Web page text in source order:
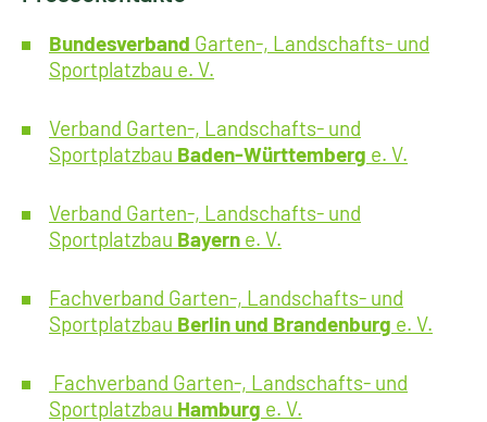
Bundesverband Garten-, Landschafts- und
Sportplatzbau e. V.
Verband Garten-, Landschafts- und
Sportplatzbau Baden-Württemberg e. V.
Verband Garten-, Landschafts- und
Sportplatzbau Bayern e. V.
Fachverband Garten-, Landschafts- und
Sportplatzbau Berlin und Brandenburg e. V.
Fachverband Garten-, Landschafts- und
Sportplatzbau Hamburg e. V.